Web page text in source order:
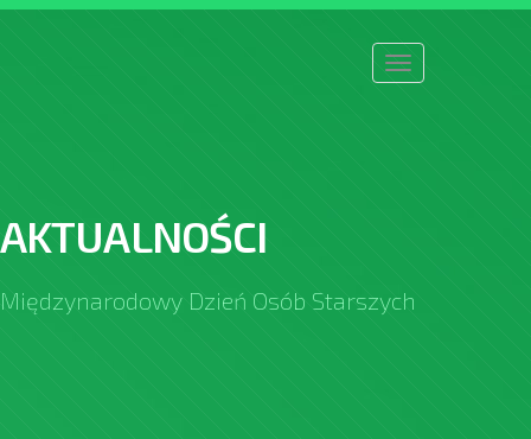
Toggle
navigation
AKTUALNOŚCI
Międzynarodowy Dzień Osób Starszych